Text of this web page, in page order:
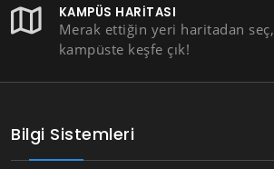
KAMPÜS HARITASI
Merak ettiğin yeri haritadan seç,
kampüste keşfe çık!
Bilgi Sistemleri